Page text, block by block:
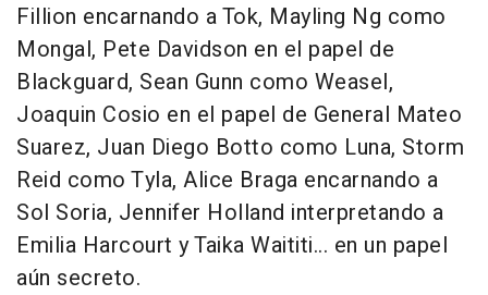
Fillion encarnando a Tok, Mayling Ng como
Mongal, Pete Davidson en el papel de
Blackguard, Sean Gunn como Weasel,
Joaquin Cosio en el papel de General Mateo
Suarez, Juan Diego Botto como Luna, Storm
Reid como Tyla, Alice Braga encarnando a
Sol Soria, Jennifer Holland interpretando a
Emilia Harcourt y Taika Waititi... en un papel
aún secreto.